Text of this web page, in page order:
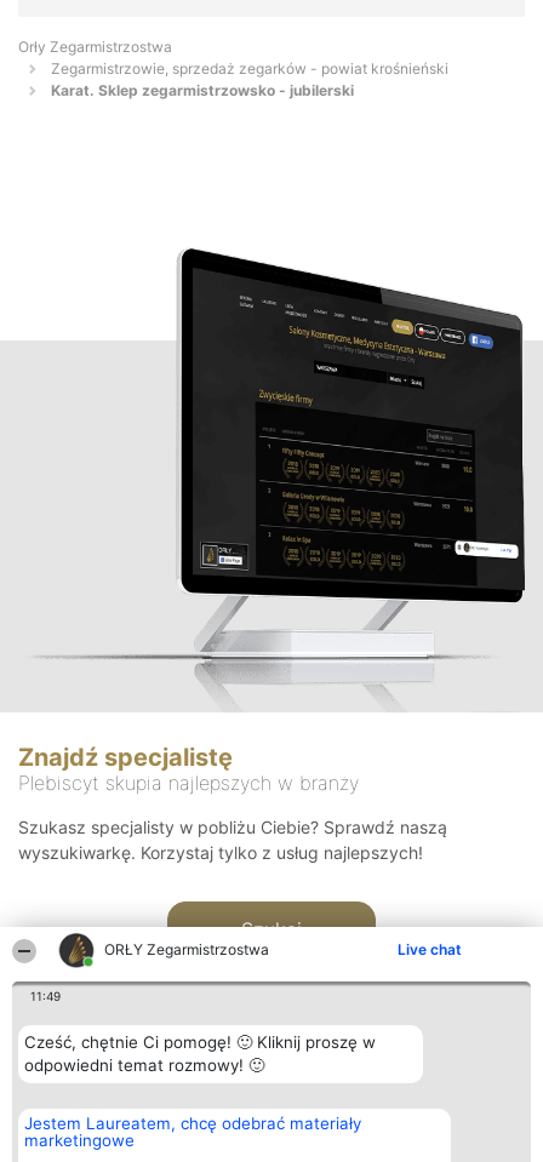
ORŁY Zegarmistrzostwa Live chat
11:49
Cześć, chętnie Ci pomogę! 🙂 Kliknij proszę w
odpowiedni temat rozmowy! 🙂
Jestem Laureatem, chcę odebrać materiały
marketingowe
Orły Zegarmistrzostwa
Zegarmistrzowie, sprzedaż zegarków - powiat krośnieński
Karat. Sklep zegarmistrzowsko - jubilerski
Znajdź specjalistę
Plebiscyt skupia najlepszych w branży
Szukasz specjalisty w pobliżu Ciebie? Sprawdź naszą
wyszukiwarkę. Korzystaj tylko z usług najlepszych!
Szukaj
Organizator plebiscytu
Bright Side Solutions sp. z o.
o. sp. k.
Plebiscyt
Laureaci
Kontakt
Kontakt